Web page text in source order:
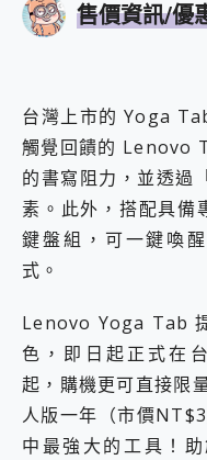
售價資訊/優
台灣上市的 Yoga
觸覺回饋的 Lenovo
的書寫阻力，並透過
素。此外，搭配具備
鍵盤組，可一鍵喚
式。
Lenovo Yoga Tab
色，即日起正式在
起，購機更可直接
人版一年（市價
中最強大的工具！